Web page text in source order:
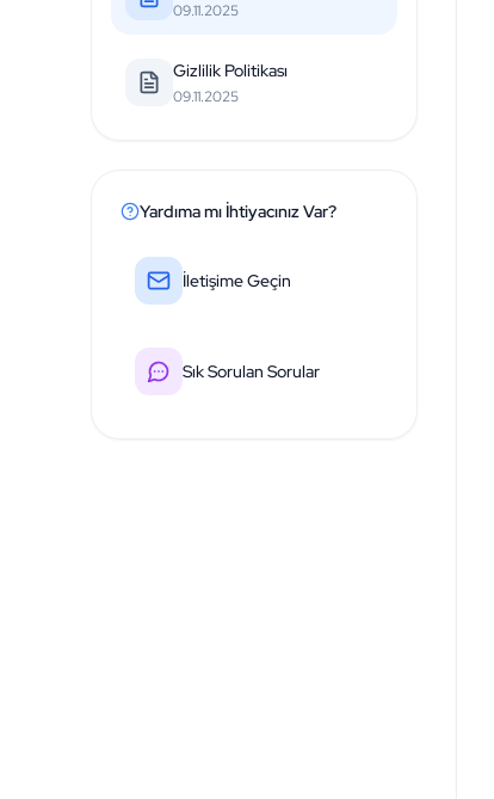
09.11.2025
Gizlilik Politikası
09.11.2025
Yardıma mı İhtiyacınız Var?
İletişime Geçin
Sık Sorulan Sorular